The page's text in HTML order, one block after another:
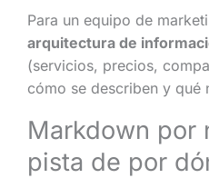
Para un equipo de
arquitectura de
(servicios, precios,
cómo se describen y qué
Markdown por
pista de por